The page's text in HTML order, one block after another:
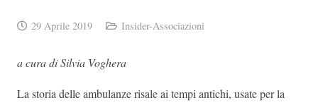
29 Aprile 2019 Insider-Associazioni
a cura di Silvia Voghera
La storia delle ambulanze risale ai tempi antichi, usate per la